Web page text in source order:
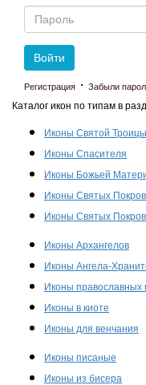
Пароль
Войти
Регистрация · Забыли
Каталог икон по типам в
Иконы Святой Троицы
Иконы Спасителя
Иконы Божьей
Иконы Святых
Иконы Святых
Иконы Архангелов
Иконы Ангела-
Иконы православных
Иконы в киоте
Иконы для венчания
Иконы писаные
Иконы из бисера